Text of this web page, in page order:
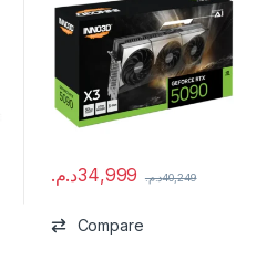
34,999د.م. 40,249د.م.
Compare